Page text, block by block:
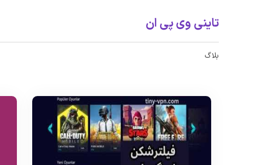
تاینی وی پی ان
بلاگ